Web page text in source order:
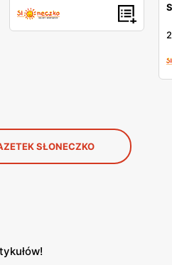
SŁONECZKO